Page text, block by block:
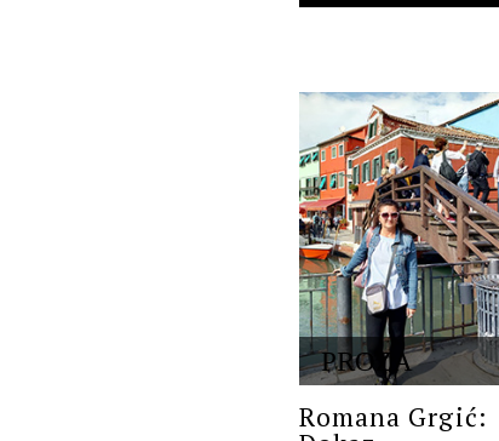
PROZA
Romana Grgić: